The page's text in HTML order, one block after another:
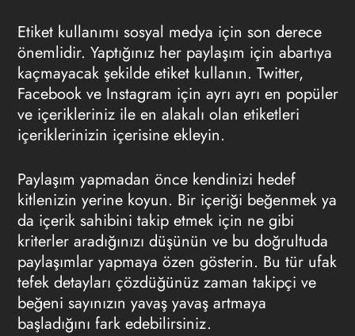
Etiket kullanımı sosyal medya için son derece
önemlidir. Yaptığınız her paylaşım için abartıya
kaçmayacak şekilde etiket kullanın. Twitter,
Facebook ve Instagram için ayrı ayrı en popüler
ve içerikleriniz ile en alakalı olan etiketleri
içeriklerinizin içerisine ekleyin.
Paylaşım yapmadan önce kendinizi hedef
kitlenizin yerine koyun. Bir içeriği beğenmek ya
da içerik sahibini takip etmek için ne gibi
kriterler aradığınızı düşünün ve bu doğrultuda
paylaşımlar yapmaya özen gösterin. Bu tür ufak
tefek detayları çözdüğünüz zaman takipçi ve
beğeni sayınızın yavaş yavaş artmaya
başladığını fark edebilirsiniz.